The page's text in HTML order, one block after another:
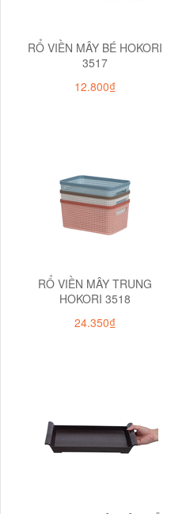
RỔ VIỀN MÂY BÉ HOKORI
3517
12.800₫
RỔ VIỀN MÂY TRUNG
HOKORI 3518
24.350₫